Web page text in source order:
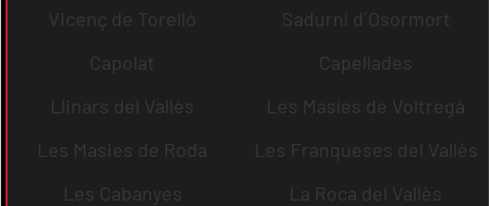
Vicenç de Torelló
Sadurní d´Osormort
Capolat
Capellades
Llinars del Vallès
Les Masíes de Voltregà
Les Masies de Roda
Les Franqueses del Vallès
Les Cabanyes
La Roca del Vallès